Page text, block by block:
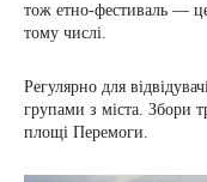
тож етно-фестиваль —
тому числі.
Регулярно для
групами з міста. Збори
площі Перемоги.